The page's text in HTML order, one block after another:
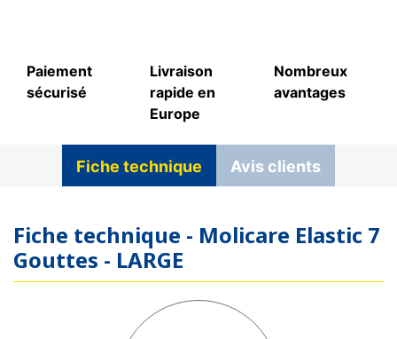
Paiement
sécurisé
Livraison
rapide en
Europe
Nombreux
avantages
Fiche technique Avis clients
Fiche technique - Molicare Elastic 7
Gouttes - LARGE